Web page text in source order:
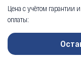
Цена с учётом гарантии
оплаты: